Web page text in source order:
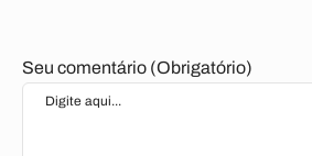
Seu comentário (Obrigatório)